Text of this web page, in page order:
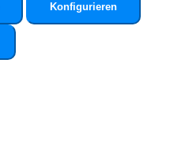
Konfigurieren